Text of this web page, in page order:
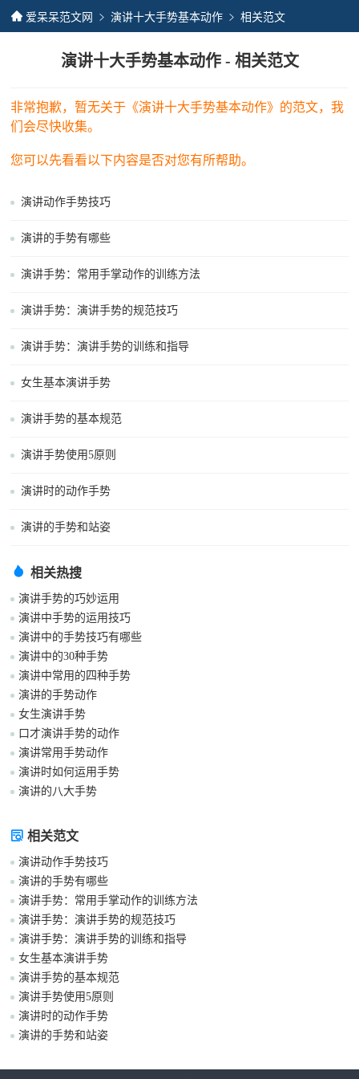
爱呆呆范文网 演讲十大手势基本动作 相关范文
演讲十大手势基本动作 - 相关范文
非常抱歉，暂无关于《演讲十大手势基本动作》的范文，我
们会尽快收集。
您可以先看看以下内容是否对您有所帮助。
演讲动作手势技巧
演讲的手势有哪些
演讲手势：常用手掌动作的训练方法
演讲手势：演讲手势的规范技巧
演讲手势：演讲手势的训练和指导
女生基本演讲手势
演讲手势的基本规范
演讲手势使用5原则
演讲时的动作手势
演讲的手势和站姿
相关热搜
演讲手势的巧妙运用
演讲中手势的运用技巧
演讲中的手势技巧有哪些
演讲中的30种手势
演讲中常用的四种手势
演讲的手势动作
女生演讲手势
口才演讲手势的动作
演讲常用手势动作
演讲时如何运用手势
演讲的八大手势
相关范文
演讲动作手势技巧
演讲的手势有哪些
演讲手势：常用手掌动作的训练方法
演讲手势：演讲手势的规范技巧
演讲手势：演讲手势的训练和指导
女生基本演讲手势
演讲手势的基本规范
演讲手势使用5原则
演讲时的动作手势
演讲的手势和站姿